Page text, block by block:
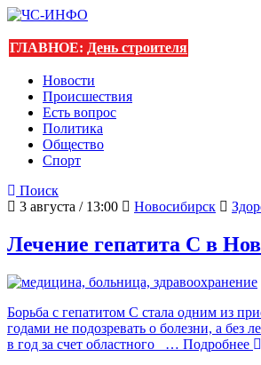
ГЛАВНОЕ: День строителя
Новости
Происшествия
Есть вопрос
Политика
Общество
Спорт
Поиск
3 августа / 13:00
Новосибирск
Лечение гепатита С в
Борьба с гепатитом С стала одним из
годами не подозревать о болезни, а
в год за счет областного
… Подробнее